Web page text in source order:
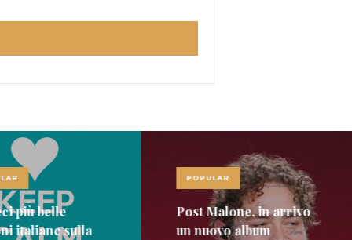
più belle
italiane sulla
POPULAR
Post Malone, in arrivo
un nuovo album